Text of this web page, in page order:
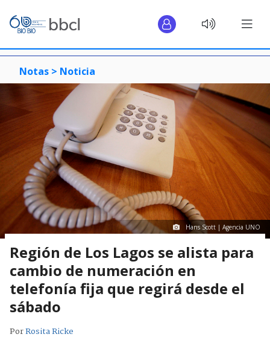
Notas > Noticia
Hans Scott | Agencia UNO
Región de Los Lagos se alista para
cambio de numeración en
telefonía fija que regirá desde el
sábado
PorRosita Ricke